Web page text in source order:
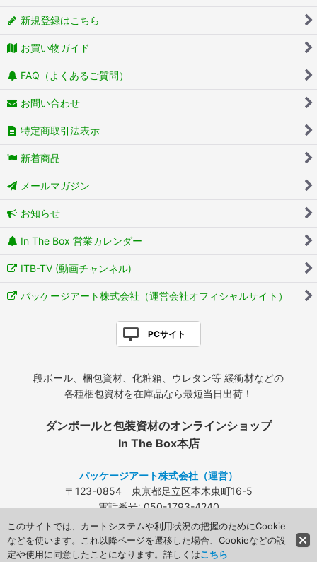
新規登録はこちら
お買い物ガイド
FAQ（よくあるご質問）
お問い合わせ
特定商取引法表示
新着商品
メールマガジン
お知らせ
In The Box 営業カレンダー
ITB-TV (動画チャンネル)
パッケージアート株式会社（運営会社オフィシャルサイト）
PCサイト
段ボール、梱包資材、化粧箱、ウレタン等 緩衝材などの
各種梱包資材を在庫品なら最短当日出荷！
ダンボールと包装資材のオンラインショップ
In The Box本店
パッケージアート株式会社（運営）
〒123-0854 東京都足立区本木東町16-5
電話番号: 050-1793-4240
FAX: 03-3840-4424
メールアドレス:info@packageart.co.jp
Copyright (C) 2008 Packageart. All Rights Reserved.
このサイトでは、カートシステムや利用状況の把握のためにCookie
などを使います。これ以降ページを遷移した場合、Cookieなどの設
定や使用に同意したことになります。詳しくはこちら